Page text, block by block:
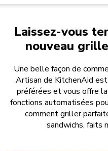
Laissez-vous
nouveau
Une belle façon de
Artisan de KitchenAid
préférées et vous offre
fonctions automatisées
comment griller
sandwichs, faits